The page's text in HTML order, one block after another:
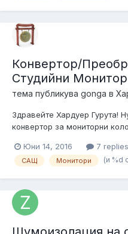
Конвертор/
Студийни
тема публикува gonga в
Здравейте Хардуер Гурута!
конвертор за мониторни
output per pair 250 Watt RMS
produces 125 watts peak and
Юни 14, 2016 7 replies
САЩ Монитори (и %d